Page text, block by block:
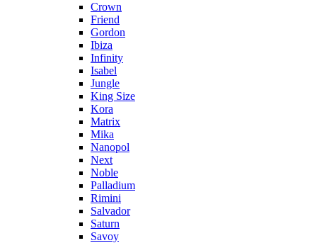
Crown
Friend
Gordon
Ibiza
Infinity
Isabel
Jungle
King Size
Kora
Matrix
Mika
Nanopol
Next
Noble
Palladium
Rimini
Salvador
Saturn
Savoy